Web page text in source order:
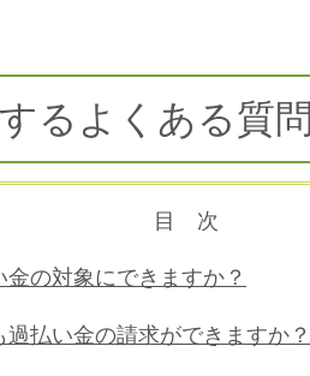
るよくある質問
目 次
の対象にできますか？
払い金の請求ができますか？